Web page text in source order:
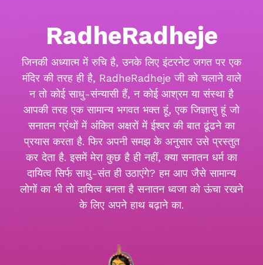
RadheRadheje
जिनकी अध्यात्म में रुचि है, उनके लिए इंटरनेट जगत पर एक
मंदिर की तरह ही है, RadheRadheje जी को चलाने वाले
न तो कोई साधु-संन्यासी हैं, न कोई आश्रम या संस्था है
आपकी तरह एक सामान्य भगवत भक्त हूं, एक जिज्ञासु हूं जो
सनातन ग्रंथों में अंकित अक्षरों में ईश्वर की बात ढूंढने का
प्रयास करता है. फिर अपनी समझ के अनुसार उसे प्रस्तुत
कर देता है. इसमें मेरा कुछ है ही नहीं, क्या सनातन धर्म का
दायित्व सिर्फ साधु-संत ही उठाएंगे? हम आप जैसे सामान्य
लोगों का भी तो दायित्व बनता है सनातन ध्वजा को ऊंचा रखने
के लिए अपने हाथ बढ़ाने का.